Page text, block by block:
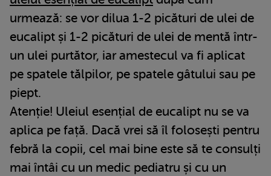
urmează: se vor dilua 1-2 picături de ulei de
eucalipt și 1-2 picături de ulei de mentă într-
un ulei purtător, iar amestecul va fi aplicat
pe spatele tălpilor, pe spatele gâtului sau pe
piept.
Atenție! Uleiul esențial de eucalipt nu se va
aplica pe față. Dacă vrei să îl folosești pentru
febră la copii, cel mai bine este să te consulți
mai întâi cu un medic pediatru și cu un